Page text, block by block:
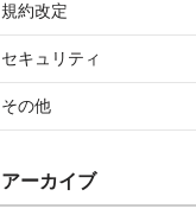
規約改定
セキュリティ
その他
アーカイブ